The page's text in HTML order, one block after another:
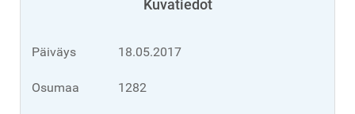
Kuvatiedot
Päiväys 18.05.2017
Osumaa 1282